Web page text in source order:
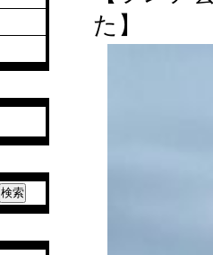
た】